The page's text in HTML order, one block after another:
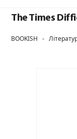
The Times
BOOKISH -